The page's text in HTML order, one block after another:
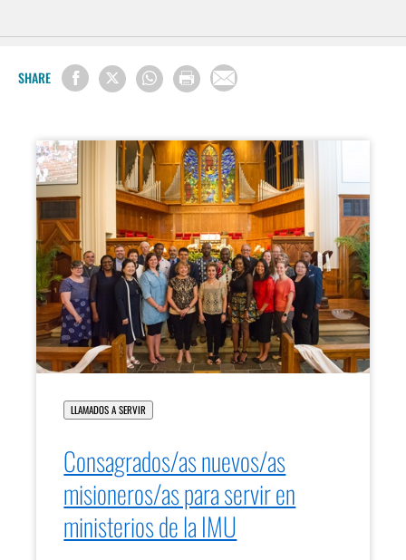
SHARE
LLAMADOS A SERVIR
Consagrados/as nuevos/as
misioneros/as para servir en
ministerios de la IMU